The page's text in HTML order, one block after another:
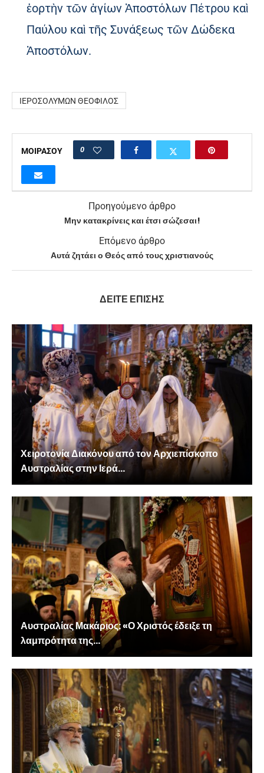
ἑορτὴν τῶν ἁγίων Ἀποστόλων Πέτρου καὶ
Παύλου καὶ τῆς Συνάξεως τῶν Δώδεκα
Ἀποστόλων.
ΙΕΡΟΣΟΛΎΜΩΝ ΘΕΌΦΙΛΟΣ
ΜΟΙΡΑΣΟΥ 0
Προηγούμενο άρθρο
Μην κατακρίνεις και έτσι σώζεσαι!
Επόμενο άρθρο
Αυτά ζητάει ο Θεός από τους χριστιανούς
ΔΕΙΤΕ ΕΠΙΣΗΣ
Χειροτονία Διακόνου από τον Αρχιεπίσκοπο
Αυστραλίας στην Ιερά...
Αυστραλίας Μακάριος: «Ο Χριστός έδειξε τη
λαμπρότητα της...